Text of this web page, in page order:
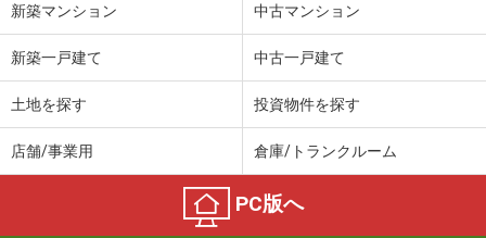
新築マンション 中古マンション
新築一戸建て 中古一戸建て
土地を探す 投資物件を探す
店舗/事業用 倉庫/トランクルーム
PC版へ